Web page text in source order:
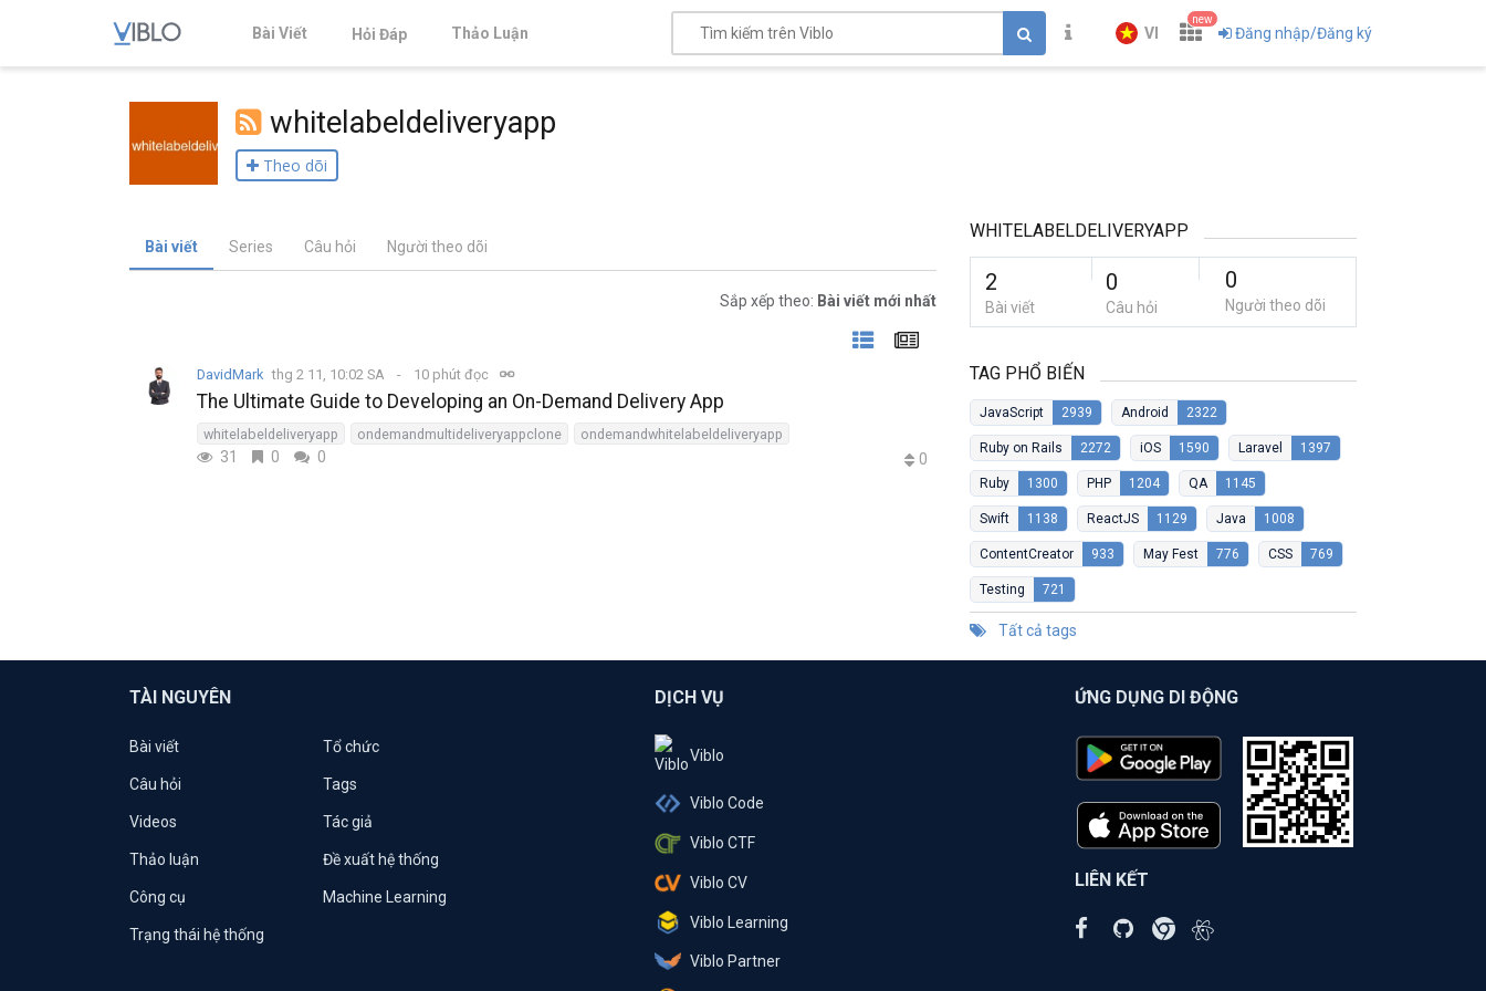
Bài Viết Hỏi Đáp Thảo Luận VI
new
Đăng nhập/Đăng ký
whitelabeldeliveryapp
Theo dõi
Bài viết Series Câu hỏi Người theo dõi
Sắp xếp theo: Bài viết mới nhất
DavidMark thg 2 11, 10:02 SA 10 phút đọc
The Ultimate Guide to Developing an On-Demand Delivery App
whitelabeldeliveryapp ondemandmultideliveryappclone ondemandwhitelabeldeliveryapp
31 0 0 0
WHITELABELDELIVERYAPP
2
Bài viết
0
Câu hỏi
0
Người theo dõi
TAG PHỔ BIẾN
JavaScript 2939 Android 2322
Ruby on Rails 2272 iOS 1590 Laravel 1397
Ruby 1300 PHP 1204 QA 1145
Swift 1138 ReactJS 1129 Java 1008
ContentCreator 933 May Fest 776 CSS 769
Testing 721
Tất cả tags
TÀI NGUYÊN
Bài viết Tổ chức
Câu hỏi Tags
Videos Tác giả
Thảo luận Đề xuất hệ thống
Công cụ Machine Learning
Trạng thái hệ thống
DỊCH VỤ
Viblo
Viblo Code
Viblo CTF
Viblo CV
Viblo Learning
Viblo Partner
ỨNG DỤNG DI ĐỘNG
LIÊN KẾT